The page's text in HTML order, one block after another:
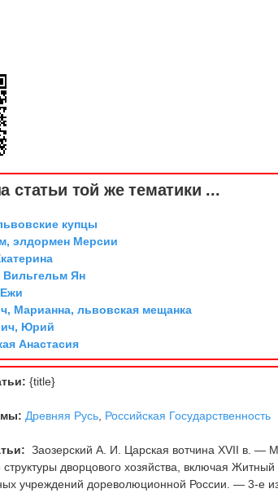
статьи той же тематики ...
купцы
элдормен Мерсии
Вильгельм Ян
Марианна, львовская мещанка
Юрий
Анастасия
{title}
Древняя Русь Российская Государственность
Заозерский А. И. Царская вотчина XVII в.
структуры дворцового хозяйства, включая
учреждений дореволюционной России. — 3-